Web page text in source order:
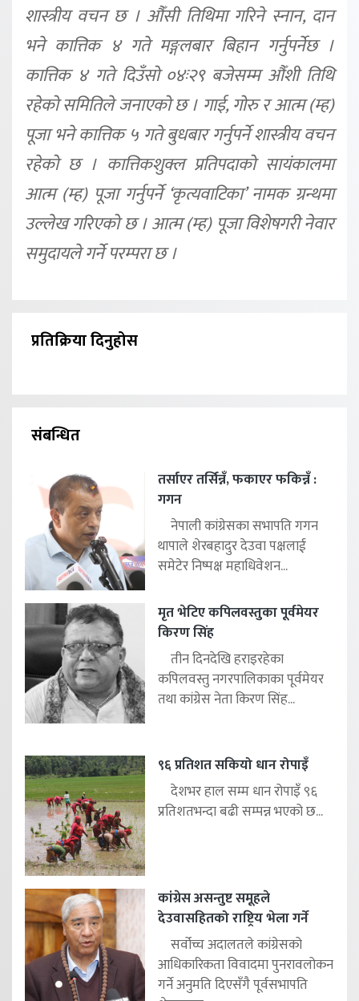
शास्त्रीय वचन छ । औँसी तिथिमा गरिने स्नान, दान
भने कात्तिक ४ गते मङ्गलबार बिहान गर्नुपर्नेछ ।
कात्तिक ४ गते दिउँसो ०४ः२९ बजेसम्म औँशी तिथि
रहेको समितिले जनाएको छ । गाई, गोरु र आत्म (म्ह)
पूजा भने कात्तिक ५ गते बुधबार गर्नुपर्ने शास्त्रीय वचन
रहेको छ । कात्तिकशुक्ल प्रतिपदाको सायंकालमा
आत्म (म्ह) पूजा गर्नुपर्ने ‘कृत्यवाटिका’ नामक ग्रन्थमा
उल्लेख गरिएको छ । आत्म (म्ह) पूजा विशेषगरी नेवार
समुदायले गर्ने परम्परा छ ।
प्रतिक्रिया दिनुहोस
संबन्धित
तर्साएर तर्सिन्नँ, फकाएर फकिन्नँ :
गगन
नेपाली कांग्रेसका सभापति गगन
थापाले शेरबहादुर देउवा पक्षलाई
समेटेर निष्पक्ष महाधिवेशन...
मृत भेटिए कपिलवस्तुका पूर्वमेयर
किरण सिंह
तीन दिनदेखि हराइरहेका
कपिलवस्तु नगरपालिकाका पूर्वमेयर
तथा कांग्रेस नेता किरण सिंह...
९६ प्रतिशत सकियो धान रोपाइँ
देशभर हाल सम्म धान रोपाइँ ९६
प्रतिशतभन्दा बढी सम्पन्न भएको छ...
कांग्रेस असन्तुष्ट समूहले
देउवासहितको राष्ट्रिय भेला गर्ने
सर्वोच्च अदालतले कांग्रेसको
आधिकारिकता विवादमा पुनरावलोकन
गर्ने अनुमति दिएसँगै पूर्वसभापति